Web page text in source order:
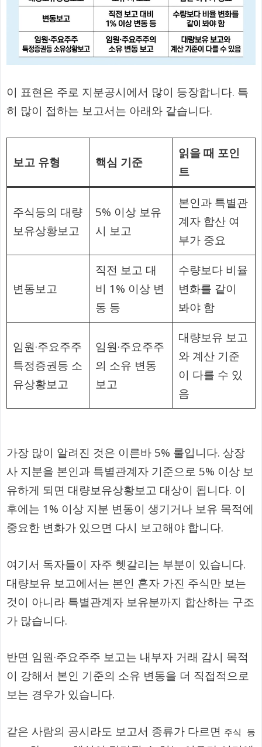
이 표현은 주로 지분공시에서 많이 등장합니다. 특
히 많이 접하는 보고서는 아래와 같습니다.
보고 유형 핵심 기준
읽을 때 포인
트
주식등의 대량
보유상황보고
5% 이상 보유
시 보고
본인과 특별관
계자 합산 여
부가 중요
변동보고
직전 보고 대
비 1% 이상 변
동 등
수량보다 비율
변화를 같이
봐야 함
임원·주요주주
특정증권등 소
유상황보고
임원·주요주주
의 소유 변동
보고
대량보유 보고
와 계산 기준
이 다를 수 있
음
가장 많이 알려진 것은 이른바 5% 룰입니다. 상장
사 지분을 본인과 특별관계자 기준으로 5% 이상 보
유하게 되면 대량보유상황보고 대상이 됩니다. 이
후에는 1% 이상 지분 변동이 생기거나 보유 목적에
중요한 변화가 있으면 다시 보고해야 합니다.
여기서 독자들이 자주 헷갈리는 부분이 있습니다.
대량보유 보고에서는 본인 혼자 가진 주식만 보는
것이 아니라 특별관계자 보유분까지 합산하는 구조
가 많습니다.
반면 임원·주요주주 보고는 내부자 거래 감시 목적
이 강해서 본인 기준의 소유 변동을 더 직접적으로
보는 경우가 있습니다.
같은 사람의 공시라도 보고서 종류가 다르면 주식 등